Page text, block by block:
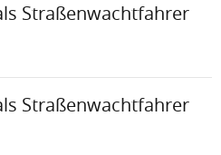
Straßenwachtfahrer
Straßenwachtfahrer